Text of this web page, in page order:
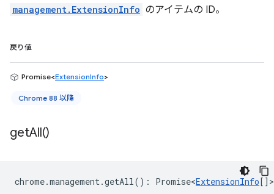
management.ExtensionInfo のアイテムの ID。
戻り値
Promise<ExtensionInfo>
Chrome 88 以降
getAll()
chrome.management.getAll() : Promise<ExtensionInfo[] >